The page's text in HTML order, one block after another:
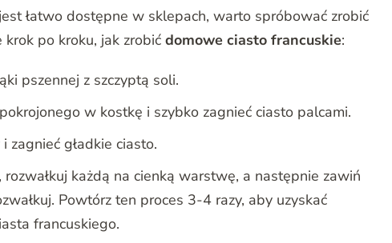
łatwo dostępne w sklepach, warto spróbować zrobić
po kroku, jak zrobić domowe ciasto francuskie:
pszennej z szczyptą soli.
w kostkę i szybko zagnieć ciasto palcami.
zagnieć gładkie ciasto.
każdą na cienką warstwę, a następnie zawiń
Powtórz ten proces 3-4 razy, aby uzyskać
francuskiego.